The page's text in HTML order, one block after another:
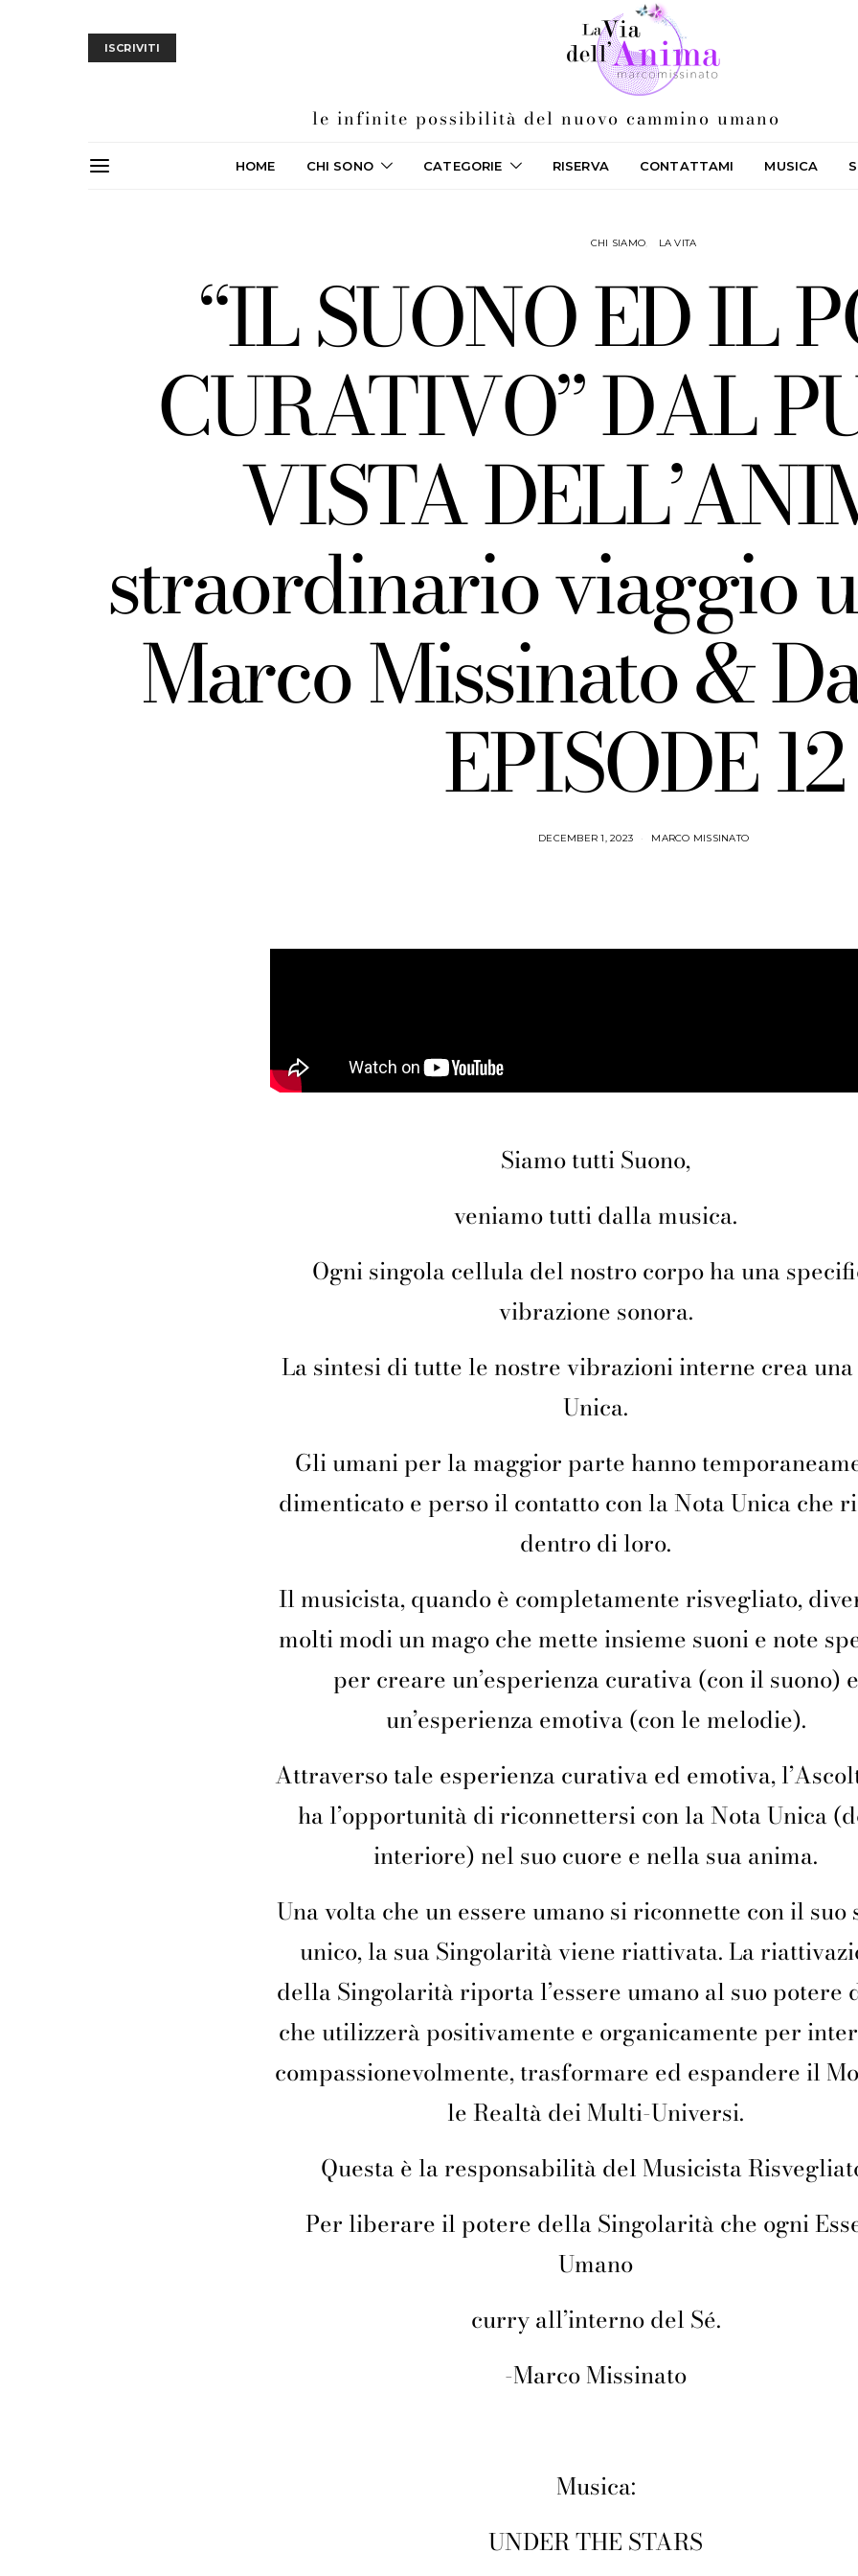
ISCRIVITI
le infinite possibilità del nuovo cammino umano
HOME CHI SONO CATEGORIE RISERVA CONTATTAMI MUSICA
CHI SIAMO LA VITA
“IL SUONO ED IL
CURATIVO” DAL
VISTA
straordinario viaggio
Marco Missinato &
EPISODE 12
DECEMBER 1, 2023 MARCO MISSINATO
Siamo tutti Suono,
veniamo tutti dalla musica.
Ogni singola cellula del nostro corpo ha una
vibrazione sonora.
La sintesi di tutte le nostre vibrazioni interne crea
Unica.
Gli umani per la maggior parte hanno
dimenticato e perso il contatto con la Nota Unica che
dentro di loro.
Il musicista, quando è completamente risvegliato,
molti modi un mago che mette insieme suoni e note
per creare un’esperienza curativa (con il suono) e
un’esperienza emotiva (con le melodie).
Attraverso tale esperienza curativa ed emotiva,
ha l’opportunità di riconnettersi con la Nota Unica
interiore) nel suo cuore e nella sua anima.
Una volta che un essere umano si riconnette con il suo
unico, la sua Singolarità viene riattivata. La
della Singolarità riporta l’essere umano al suo potere
che utilizzerà positivamente e organicamente per
compassionevolmente, trasformare ed espandere il
le Realtà dei Multi-Universi.
Questa è la responsabilità del Musicista
Per liberare il potere della Singolarità che ogni
Umano
curry all’interno del Sé.
-Marco Missinato
Musica:
UNDER THE STARS